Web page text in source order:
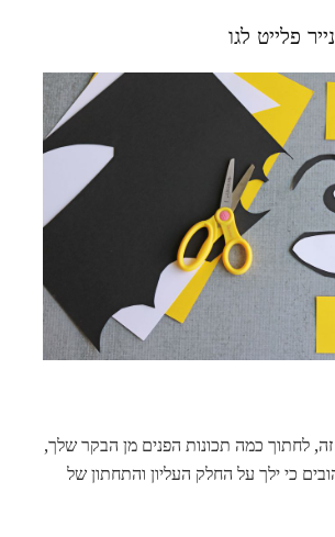
פלייט לגו
לחתוך כמה תכונות הפנים מן הבקר שלך,
כי ילך על החלק העליון והתחתון של